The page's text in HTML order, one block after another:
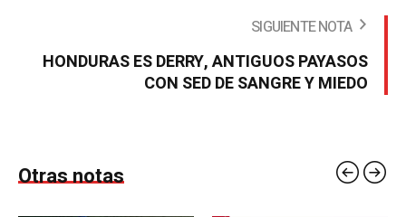
SIGUIENTE NOTA
HONDURAS ES DERRY, ANTIGUOS PAYASOS
CON SED DE SANGRE Y MIEDO
Otras notas